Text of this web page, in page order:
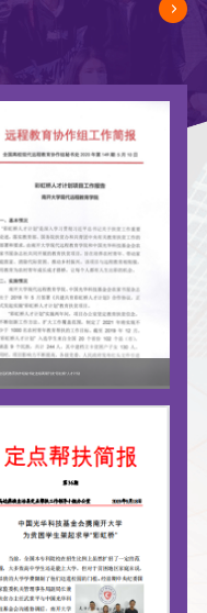
远程教育协作组秘书处连续两期刊发“彩虹桥”人才计划